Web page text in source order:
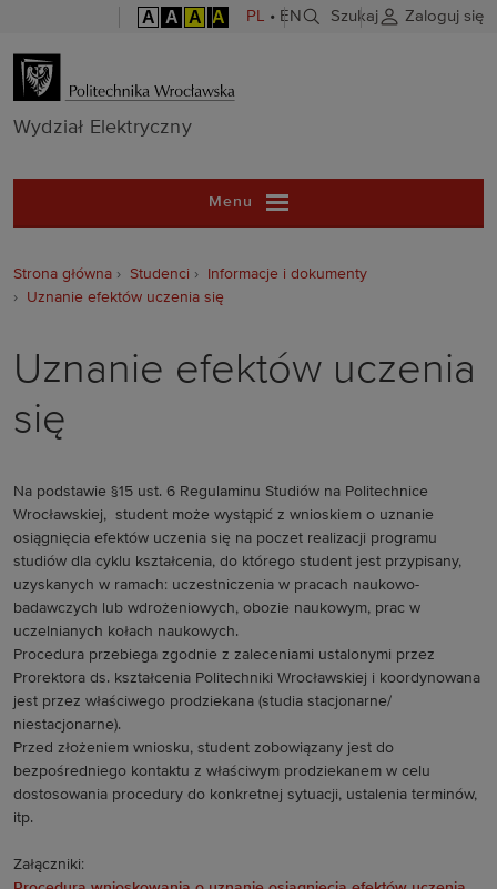
A A A A PL • EN Szukaj Zaloguj się
Wydział
Wydział Elektryczny
Menu
Strona główna Studenci
Informacje i dokumenty
Uznanie efektów uczenia się
Uznanie efektów uczenia
się
Na podstawie §15 ust. 6 Regulaminu Studiów na Politechnice
Wrocławskiej, student może wystąpić z wnioskiem o uznanie
osiągnięcia efektów uczenia się na poczet realizacji programu
studiów dla cyklu kształcenia, do którego student jest przypisany,
uzyskanych w ramach: uczestniczenia w pracach naukowo-
badawczych lub wdrożeniowych, obozie naukowym, prac w
uczelnianych kołach naukowych.
Procedura przebiega zgodnie z zaleceniami ustalonymi przez
Prorektora ds. kształcenia Politechniki Wrocławskiej i koordynowana
jest przez właściwego prodziekana (studia stacjonarne/
niestacjonarne).
Przed złożeniem wniosku, student zobowiązany jest do
bezpośredniego kontaktu z właściwym prodziekanem w celu
dostosowania procedury do konkretnej sytuacji, ustalenia terminów,
itp.
Załączniki: